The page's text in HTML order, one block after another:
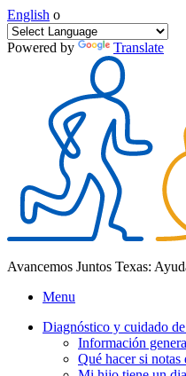
English o
Powered by Translate
Avancemos Juntos Texas:
Menu
Diagnóstico y cuidado
Información
Qué hacer si